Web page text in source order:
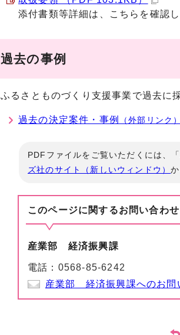
添付書類等詳細は、こちらを確認し
過去の事例
ふるさとものづくり支援事業で過去に
過去の決定案件・事例 （外部リンク）
PDFファイルをご覧いただくには、
ズ社のサイト（新しいウィンドウ）
このページに関するお問い合わせ
産業部 経済振興課
電話： 0568-85-6242
産業部 経済振興課へのお問